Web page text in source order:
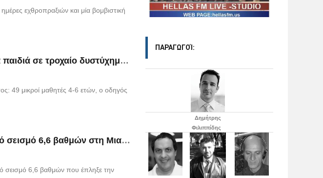
εχθροπραξιών και μία βομβιστική
Και δεύτερο δυστύχημα λίγες ώρες αργότερα Τραγωδία με 49 νεκρά παιδιά σε τροχαίο δυστύχημα στην Αίγυ
49 μικροί μαθητές 4-6 ετών, ο οδηγός
Ισχυρή δόνηση Στους 13 οι νεκροί, τουλάχιστον 40 οι τραυματίες από σεισμό 6,6 βαθμών στη Μιανμάρ
σεισμό 6,6 βαθμών που έπληξε την
ΠΑΡΑΓΩΓΟΊ:
Δημήτρης
Φιλιππίδης